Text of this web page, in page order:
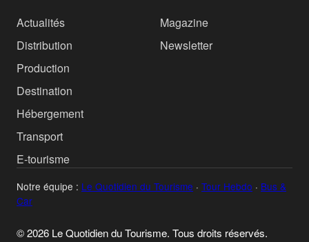
Actualités
Distribution
Production
Destination
Hébergement
Transport
E-tourisme
Magazine
Newsletter
Notre équipe : Le Quotidien du Tourisme · Tour Hebdo · Bus &
Car
© 2026 Le Quotidien du Tourisme. Tous droits réservés.